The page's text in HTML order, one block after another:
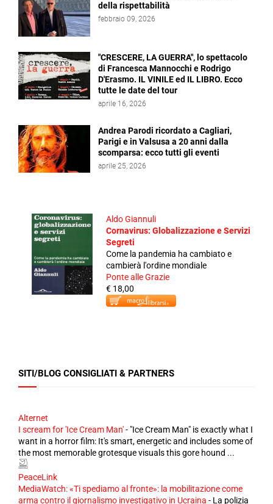
della rispettabilità
febbraio 09, 2026
"CRESCERE, LA GUERRA", lo spettacolo
di Francesca Mannocchi e Rodrigo
D'Erasmo. IL VINILE ed IL LIBRO. Ecco
tutte le date del tour
aprile 16, 2026
Andrea Parodi ricordato a Cagliari,
Parigi e in Valsusa a 20 anni dalla
scomparsa: ecco tutti gli eventi
aprile 25, 2026
Aldo Giannuli
Cornavirus: Globalizzazione e Servizi
Segreti
Come la pandemia ha cambiato e
cambierà l'ordine mondiale
Ponte alle Grazie
€ 18,00
SITI/BLOG CONSIGLIATI & PARTNERS
Alternet
I scream for 'Ice Cream Man'- "Ice Cream Man" is exactly what I
want in a horror film: It's smart, energetic and includes some of
the most memorable grotesque visuals this gore hound ...
PeaceLink
MediaWatch: «Ti spediamo al fronte»: la mobilitazione come
arma contro il giornalismo investigativo in Ucraina - La polizia